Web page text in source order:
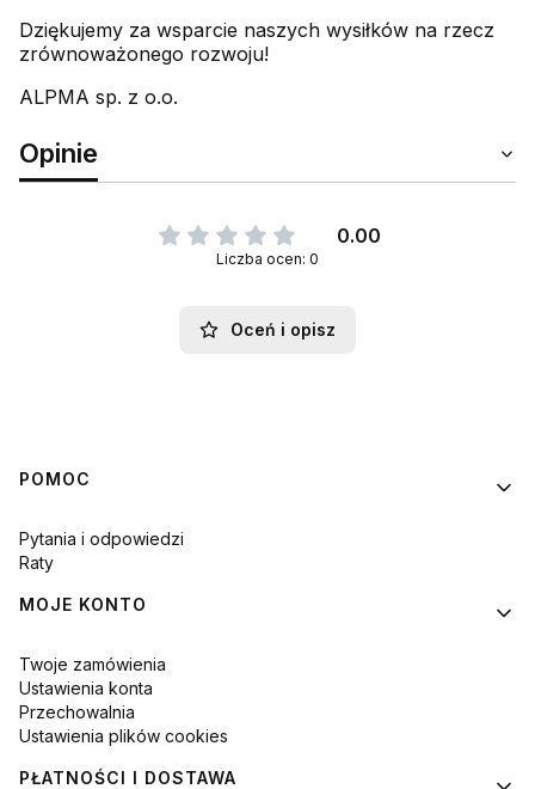
Dziękujemy za wsparcie naszych wysiłków na rzecz
zrównoważonego rozwoju!
ALPMA sp. z o.o.
Opinie
0.00
Liczba ocen: 0
Oceń i opisz
Linki w stopce
POMOC
Pytania i odpowiedzi
Raty
MOJE KONTO
Twoje zamówienia
Ustawienia konta
Przechowalnia
Ustawienia plików cookies
PŁATNOŚCI I DOSTAWA